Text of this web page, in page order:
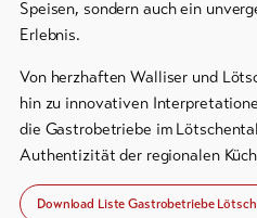
Bike-
Gutscheine
Souvenirs
Speisen, sondern auch ein
Erlebnis.
Von herzhaften Walliser und
hin zu innovativen
die Gastrobetriebe im
Authentizität der regionalen
Download Liste Gastrobetriebe